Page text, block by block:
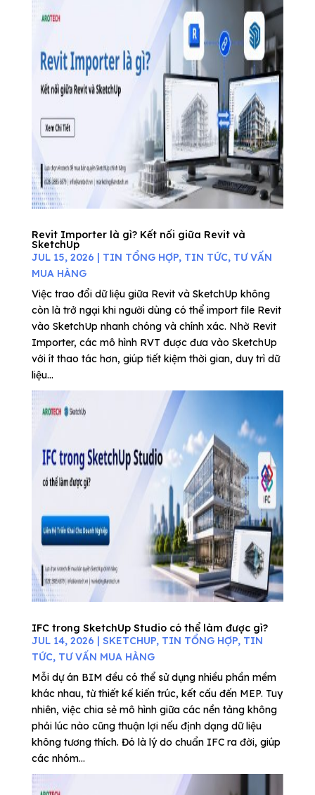
Revit Importer là gì? Kết nối giữa Revit và
SketchUp
JUL 15, 2026 | TIN TỔNG HỢP, TIN TỨC, TƯ VẤN
MUA HÀNG
Việc trao đổi dữ liệu giữa Revit và SketchUp không
còn là trở ngại khi người dùng có thể import file Revit
vào SketchUp nhanh chóng và chính xác. Nhờ Revit
Importer, các mô hình RVT được đưa vào SketchUp
với ít thao tác hơn, giúp tiết kiệm thời gian, duy trì dữ
liệu...
IFC trong SketchUp Studio có thể làm được gì?
JUL 14, 2026 | SKETCHUP, TIN TỔNG HỢP, TIN
TỨC, TƯ VẤN MUA HÀNG
Mỗi dự án BIM đều có thể sử dụng nhiều phần mềm
khác nhau, từ thiết kế kiến trúc, kết cấu đến MEP. Tuy
nhiên, việc chia sẻ mô hình giữa các nền tảng không
phải lúc nào cũng thuận lợi nếu định dạng dữ liệu
không tương thích. Đó là lý do chuẩn IFC ra đời, giúp
các nhóm...